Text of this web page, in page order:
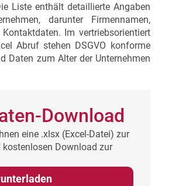
Liste enthält detaillierte Angaben
darunter Firmennamen,
Im vertriebsorientiert
Abruf stehen DSGVO konforme
Daten zum Alter der Unternehmen
Download
eine .xlsx (Excel-Datei) zur
kostenlosen Download zur